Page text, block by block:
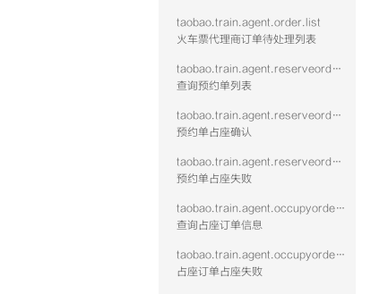
taobao.train.agent.order.list
火车票代理商订单待处理列表
taobao.train.agent.reserveorderlist.query
查询预约单列表
taobao.train.agent.reserveorderoccupy.confirm
预约单占座确认
taobao.train.agent.reserveorderoccupy.fail
预约单占座失败
taobao.train.agent.occupyorder.query
查询占座订单信息
taobao.train.agent.occupyorder.confirm.fail
占座订单占座失败